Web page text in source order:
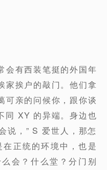
会有西装笔挺的外国年
家挨户的敲门。他们拿
可亲的问候你，跟你谈
同 XY 的异端。身边也
说，” S 爱世人，那怎
正统的环境中，也是
会？什么堂？分门别